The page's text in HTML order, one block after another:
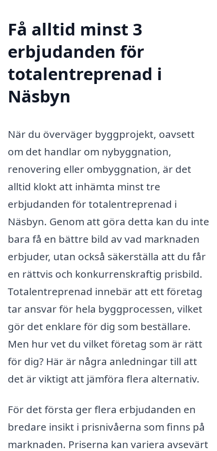
Få alltid minst 3
erbjudanden för
totalentreprenad i
Näsbyn
När du överväger byggprojekt, oavsett
om det handlar om nybyggnation,
renovering eller ombyggnation, är det
alltid klokt att inhämta minst tre
erbjudanden för totalentreprenad i
Näsbyn. Genom att göra detta kan du inte
bara få en bättre bild av vad marknaden
erbjuder, utan också säkerställa att du får
en rättvis och konkurrenskraftig prisbild.
Totalentreprenad innebär att ett företag
tar ansvar för hela byggprocessen, vilket
gör det enklare för dig som beställare.
Men hur vet du vilket företag som är rätt
för dig? Här är några anledningar till att
det är viktigt att jämföra flera alternativ.
För det första ger flera erbjudanden en
bredare insikt i prisnivåerna som finns på
marknaden. Priserna kan variera avsevärt